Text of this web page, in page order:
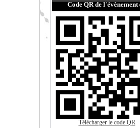
Code QR de l'évènement
Télécharger le code QR